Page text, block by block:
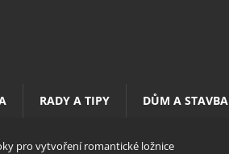
RADY A TIPY DŮM A STAVBA
pro vytvoření romantické ložnice